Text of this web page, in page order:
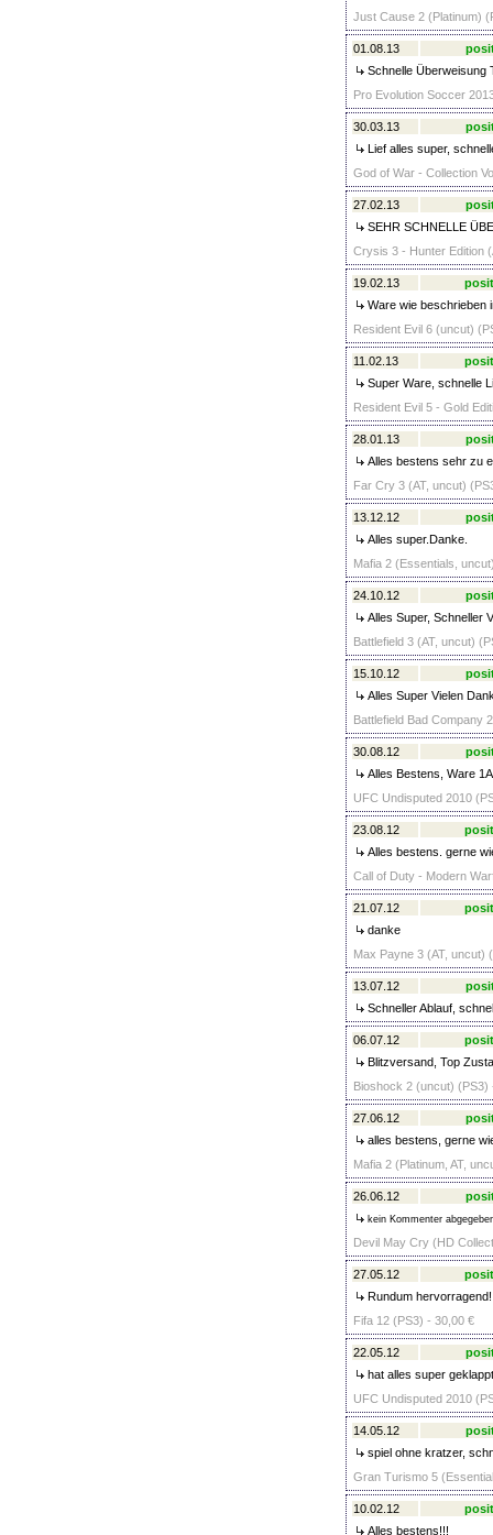
Just Cause 2 (Platinum)
01.08.13
Schnelle Überweisung
Pro Evolution Soccer
30.03.13
Lief alles super,
God of War - Collection
27.02.13
SEHR SCHNELLE
Crysis 3 - Hunter Edition
19.02.13
Ware wie beschrieben
Resident Evil 6 (uncut)
11.02.13
Super Ware, schnelle
Resident Evil 5 - Gold
28.01.13
Alles bestens sehr zu
Far Cry 3 (AT, uncut)
13.12.12
Alles super.Danke.
Mafia 2 (Essentials,
24.10.12
Alles Super, Schneller
Battlefield 3 (AT, uncut)
15.10.12
Alles Super Vielen
Battlefield Bad Company
30.08.12
Alles Bestens, Ware
UFC Undisputed 2010
23.08.12
Alles bestens. gerne
Call of Duty - Modern
21.07.12
danke
Max Payne 3 (AT, uncut)
13.07.12
Schneller Ablauf,
06.07.12
Blitzversand, Top
Bioshock 2 (uncut) (PS3)
27.06.12
alles bestens, gerne
Mafia 2 (Platinum, AT,
26.06.12
kein Kommenter
Devil May Cry (HD
27.05.12
Rundum hervorragend!
Fifa 12 (PS3) - 30,00 €
22.05.12
hat alles super
UFC Undisputed 2010
14.05.12
spiel ohne kratzer,
Gran Turismo 5
10.02.12
Alles bestens!!!